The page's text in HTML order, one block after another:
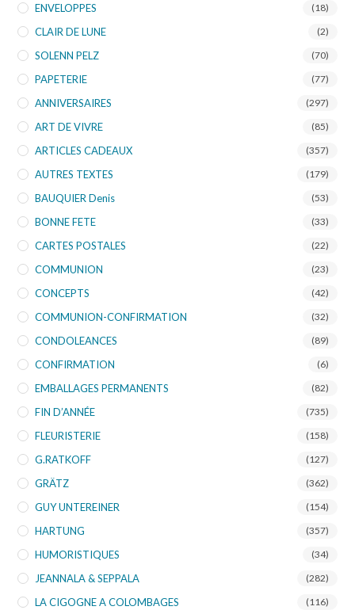
ENVELOPPES (18)
CLAIR DE LUNE (2)
SOLENN PELZ (70)
PAPETERIE (77)
ANNIVERSAIRES (297)
ART DE VIVRE (85)
ARTICLES CADEAUX (357)
AUTRES TEXTES (179)
BAUQUIER Denis (53)
BONNE FETE (33)
CARTES POSTALES (22)
COMMUNION (23)
CONCEPTS (42)
COMMUNION-CONFIRMATION (32)
CONDOLEANCES (89)
CONFIRMATION (6)
EMBALLAGES PERMANENTS (82)
FIN D’ANNÉE (735)
FLEURISTERIE (158)
G.RATKOFF (127)
GRÄTZ (362)
GUY UNTEREINER (154)
HARTUNG (357)
HUMORISTIQUES (34)
JEANNALA & SEPPALA (282)
LA CIGOGNE A COLOMBAGES (116)